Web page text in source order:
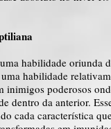
habilidade oriunda
habilidade
inimigos poderosos
dentro da anterior.
cada característica